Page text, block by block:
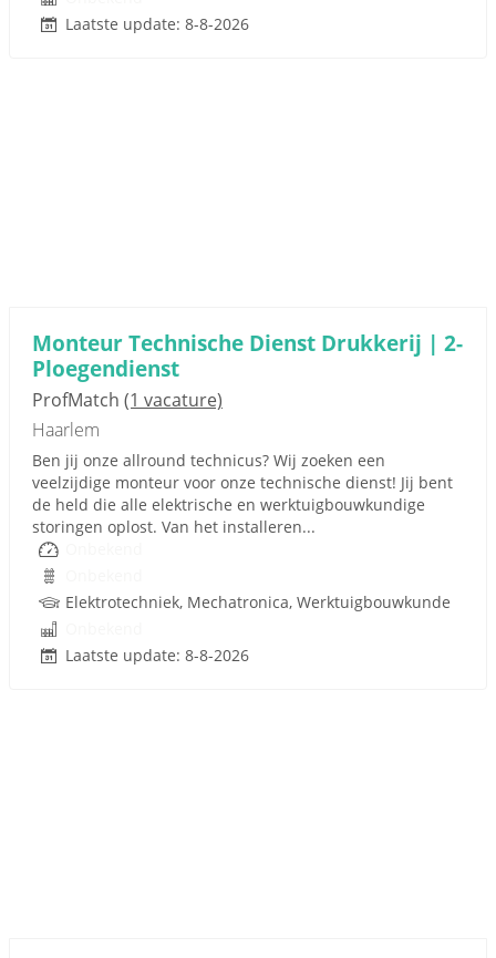
Laatste update: 8-8-2026
Monteur Technische Dienst Drukkerij | 2-
Ploegendienst
ProfMatch (1 vacature)
Haarlem
Ben jij onze allround technicus? Wij zoeken een
veelzijdige monteur voor onze technische dienst! Jij bent
de held die alle elektrische en werktuigbouwkundige
storingen oplost. Van het installeren...
Elektrotechniek, Mechatronica, Werktuigbouwkunde
Laatste update: 8-8-2026